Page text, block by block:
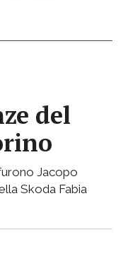
del
Jacopo
Skoda Fabia